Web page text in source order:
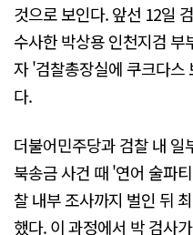
것으로 보인다. 앞선 12일
수사한 박상용 인천지검
자 '검찰총장실에 쿠크다스
다.
더불어민주당과 검찰 내 일
북송금 사건 때 '연어 술파
찰 내부 조사까지 벌인 뒤
했다. 이 과정에서 박 검사